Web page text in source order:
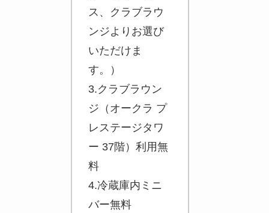
ス、クラブラウ
ンジよりお選び
いただけま
す。）
3.クラブラウン
ジ（オークラ プ
レステージタワ
ー 37階）利用無
料
4.冷蔵庫内ミニ
バー無料